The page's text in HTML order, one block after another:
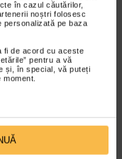
în cazul căutărilor,
noștri folosesc
personalizată pe baza
fi de acord cu aceste
pentru a vă
și, în special, vă puteți
pentru un
cu Teatrul
24-26 iunie